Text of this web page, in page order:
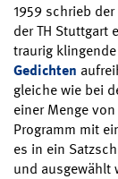
1959 schrieb
der TH Stuttgart
traurig
Gedichten
gleiche wie bei
einer Menge
Programm mit
es in ein
und ausgewählt